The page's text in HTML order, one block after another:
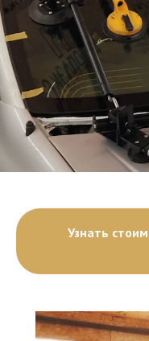
Узнать